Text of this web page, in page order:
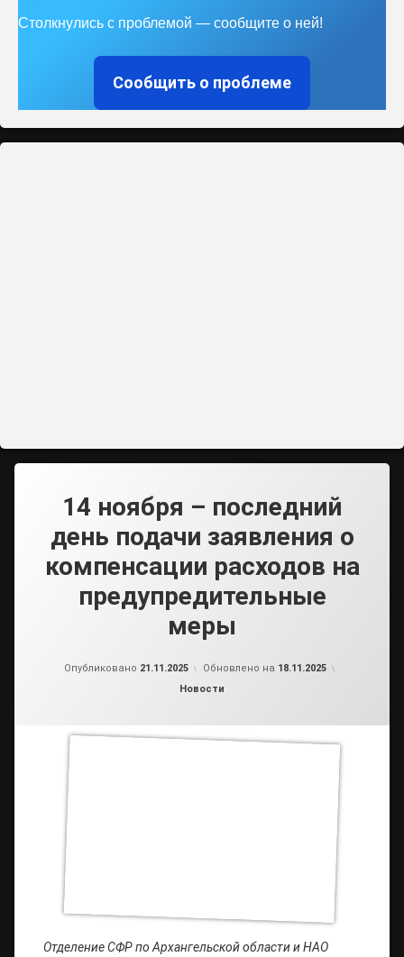
Столкнулись с проблемой — сообщите о ней!
Сообщить о проблеме
14 ноября – последний
день подачи заявления о
компенсации расходов на
предупредительные
меры
Опубликовано 21.11.2025 Обновлено на 18.11.2025
Рубрики:
Новости
Отделение СФР по Архангельской области и НАО